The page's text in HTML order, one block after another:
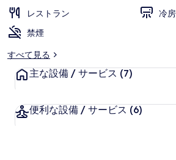
レストラン
冷房
禁煙
すべて見る
主な設備 / サービス (7)
便利な設備 / サービス (6)